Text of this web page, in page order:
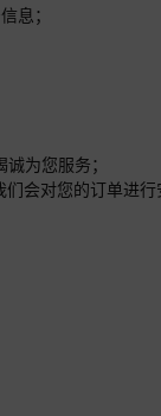
息；
为您服务；
会对您的订单进